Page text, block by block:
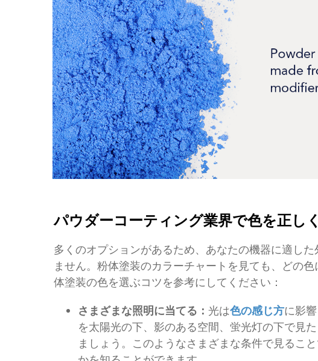
パウダーコーティング業界で色を正し
多くのオプションがあるため、あなたの機器に適し
ません。粉体塗装のカラーチャートを見ても、どの
体塗装の色を選ぶコツを参考にしてください：
さまざまな照明に当てる： 光は色の感じ方に影
を太陽光の下、影のある空間、蛍光灯の下で見
ましょう。このようなさまざまな条件で見るこ